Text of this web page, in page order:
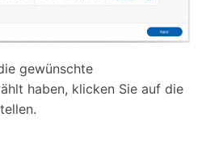
gewünschte
haben, klicken Sie auf die